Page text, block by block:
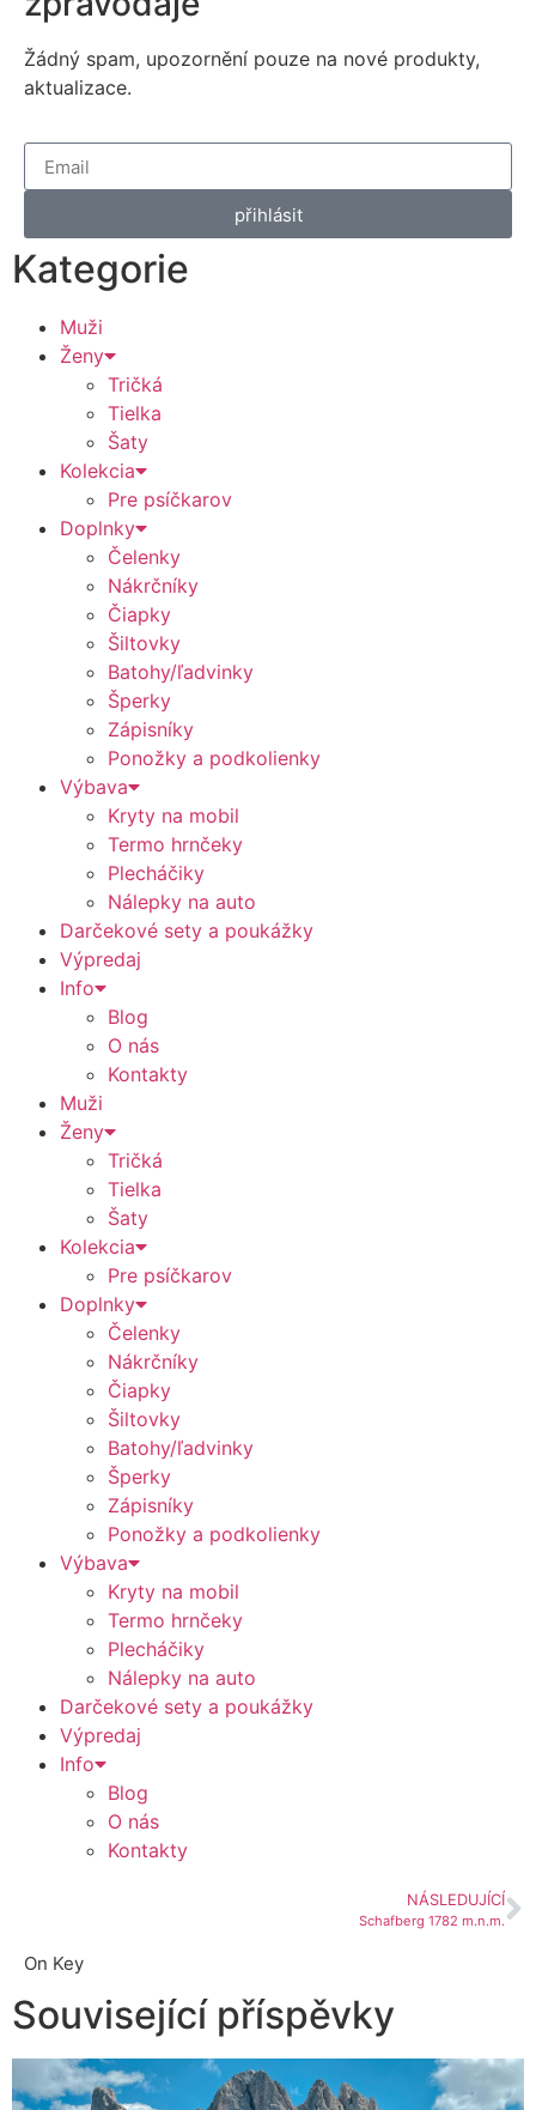
Žádný spam, upozornění pouze na nové produkty,
aktualizace.
přihlásit
Kategorie
Muži
Ženy
Tričká
Tielka
Šaty
Kolekcia
Pre psíčkarov
Doplnky
Čelenky
Nákrčníky
Čiapky
Šiltovky
Batohy/ľadvinky
Šperky
Zápisníky
Ponožky a podkolienky
Výbava
Kryty na mobil
Termo hrnčeky
Plecháčiky
Nálepky na auto
Darčekové sety a poukážky
Výpredaj
Info
Blog
O nás
Kontakty
Muži
Ženy
Tričká
Tielka
Šaty
Kolekcia
Pre psíčkarov
Doplnky
Čelenky
Nákrčníky
Čiapky
Šiltovky
Batohy/ľadvinky
Šperky
Zápisníky
Ponožky a podkolienky
Výbava
Kryty na mobil
Termo hrnčeky
Plecháčiky
Nálepky na auto
Darčekové sety a poukážky
Výpredaj
Info
Blog
O nás
Kontakty
NÁSLEDUJÍCÍ
Schafberg 1782 m.n.m.
On Key
Související příspěvky